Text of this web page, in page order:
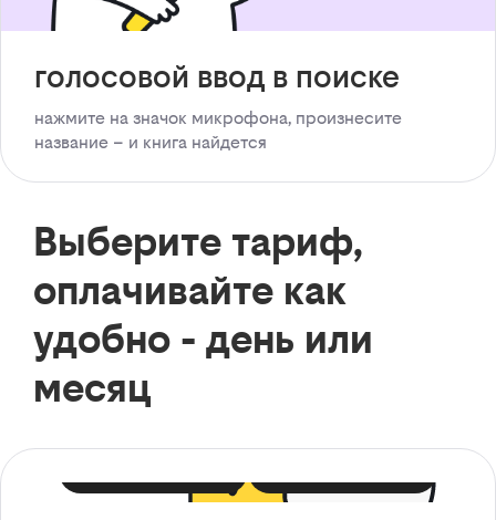
голосовой ввод в поиске
нажмите на значок микрофона, произнесите
название – и книга найдется
Выберите тариф,
оплачивайте как
удобно - день или
месяц